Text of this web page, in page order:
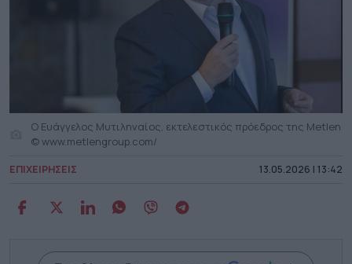
Ο Ευάγγελος Μυτιληναίος, εκτελεστικός πρόεδρος της Metlen
© www.metlengroup.com/
ΕΠΙΧΕΙΡΗΣΕΙΣ 13.05.2026 | 13:42